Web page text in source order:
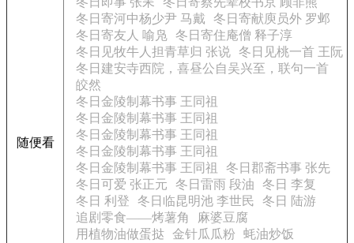
随便看
冬日寄河中杨少尹 马戴
冬日寄献庾员外 罗邺
冬日寄友人 喻凫 冬日寄住庵僧 释子淳
冬日见牧牛人担青草归 张说 冬日见桃一首 王阮
冬日建安寺西院，喜昼公自吴兴至，联句一首
皎然
冬日金陵制幕书事 王同祖
冬日金陵制幕书事 王同祖
冬日金陵制幕书事 王同祖
冬日金陵制幕书事 王同祖
冬日金陵制幕书事 王同祖
冬日郡斋书事 张先
冬日可爱 张正元
冬日雷雨 段油
冬日 李复
冬日 利登
冬日临昆明池 李世民
冬日 陆游
追剧零食——烤薯角
麻婆豆腐
用植物油做蛋挞
金针瓜瓜粉
蚝油炒饭